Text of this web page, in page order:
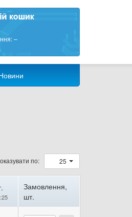
–
по: 25
Замовлення,
шт.